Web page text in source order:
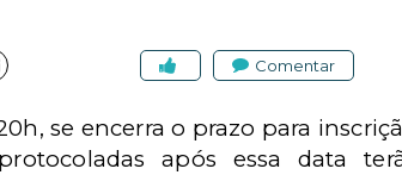
Comentar
se encerra o prazo para
após essa data